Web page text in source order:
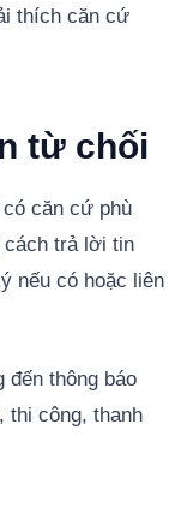
thích căn cứ
từ chối
căn cứ phù
cách trả lời tin
nếu có hoặc liên
đến thông báo
thi công, thanh